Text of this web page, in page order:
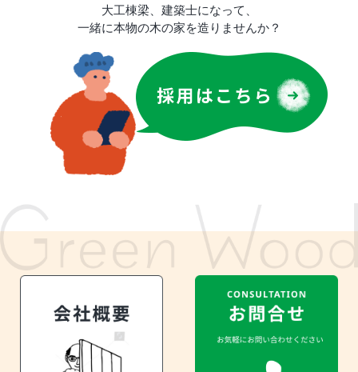
大工棟梁、建築士になって、
一緒に本物の木の家を造りませんか？